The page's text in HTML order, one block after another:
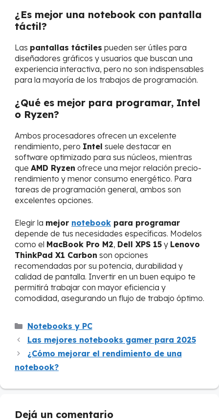
¿Es mejor una notebook con pantalla
táctil?
Las pantallas táctiles pueden ser útiles para
diseñadores gráficos y usuarios que buscan una
experiencia interactiva, pero no son indispensables
para la mayoría de los trabajos de programación.
¿Qué es mejor para programar, Intel
o Ryzen?
Ambos procesadores ofrecen un excelente
rendimiento, pero Intel suele destacar en
software optimizado para sus núcleos, mientras
que AMD Ryzen ofrece una mejor relación precio-
rendimiento y menor consumo energético. Para
tareas de programación general, ambos son
excelentes opciones.
Elegir la mejor notebook para programar
depende de tus necesidades específicas. Modelos
como el MacBook Pro M2, Dell XPS 15 y Lenovo
ThinkPad X1 Carbon son opciones
recomendadas por su potencia, durabilidad y
calidad de pantalla. Invertir en un buen equipo te
permitirá trabajar con mayor eficiencia y
comodidad, asegurando un flujo de trabajo óptimo.
Categorías
Notebooks y PC
Las mejores notebooks gamer para 2025
¿Cómo mejorar el rendimiento de una
notebook?
Dejá un comentario